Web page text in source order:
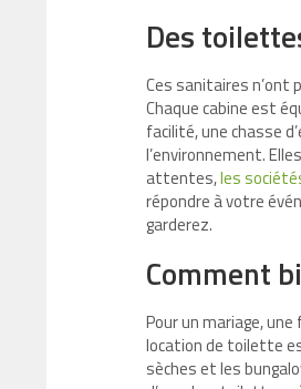
Des
Ces sanitaires n’ont
Chaque cabine est
facilité, une chasse
l’environnement.
attentes,les
répondre à votre
garderez.
Comment
Pour un mariage,
location de toilette
sèches et les